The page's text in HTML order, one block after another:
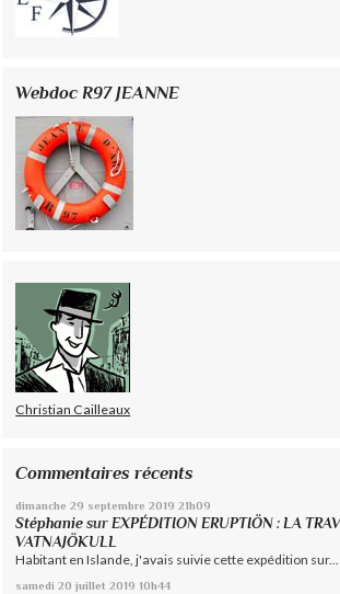
Webdoc R97 JEANNE
Christian Cailleaux
Commentaires récents
dimanche 29 septembre 2019 21h09
Stéphanie surEXPÉDITION ERUPTIÖN : LA
VATNAJÖKULL
Habitant en Islande, j'avais suivie cette expédition sur...
samedi 20 juillet 2019 10h44